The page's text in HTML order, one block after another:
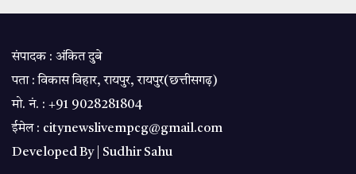
संपादक : अंकित दुबे
पता : विकास विहार, रायपुर, रायपुर(छत्तीसगढ़)
मो. नं. : +91 9028281804
ईमेल : citynewslivempcg@gmail.com
Developed By | Sudhir Sahu